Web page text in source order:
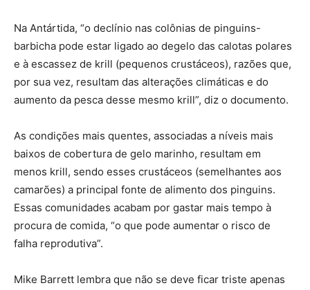
Na Antártida, “o declínio nas colônias de pinguins-
barbicha pode estar ligado ao degelo das calotas polares
e à escassez de krill (pequenos crustáceos), razões que,
por sua vez, resultam das alterações climáticas e do
aumento da pesca desse mesmo krill”, diz o documento.
As condições mais quentes, associadas a níveis mais
baixos de cobertura de gelo marinho, resultam em
menos krill, sendo esses crustáceos (semelhantes aos
camarões) a principal fonte de alimento dos pinguins.
Essas comunidades acabam por gastar mais tempo à
procura de comida, “o que pode aumentar o risco de
falha reprodutiva”.
Mike Barrett lembra que não se deve ficar triste apenas